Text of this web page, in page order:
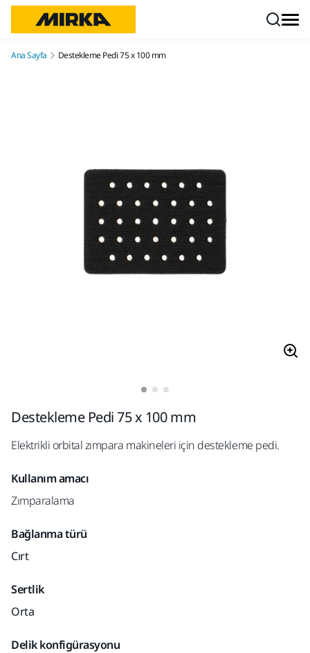
Ana Sayfa Destekleme Pedi 75 x 100 mm
Destekleme Pedi 75 x 100 mm
Elektrikli orbital zımpara makineleri için destekleme pedi.
Kullanım amacı
Zımparalama
Bağlanma türü
Cırt
Sertlik
Orta
Delik konfigürasyonu